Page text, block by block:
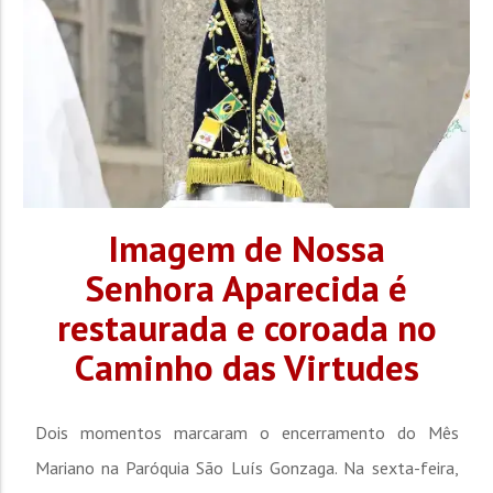
Imagem de Nossa
Senhora Aparecida é
restaurada e coroada no
Caminho das Virtudes
Dois momentos marcaram o encerramento do Mês
Mariano na Paróquia São Luís Gonzaga. Na sexta-feira,